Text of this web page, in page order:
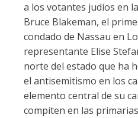
a los votantes judíos en
Bruce Blakeman, el
condado de Nassau en
representante Elise
norte del estado que ha
el antisemitismo en los
elemento central de su
compiten en las